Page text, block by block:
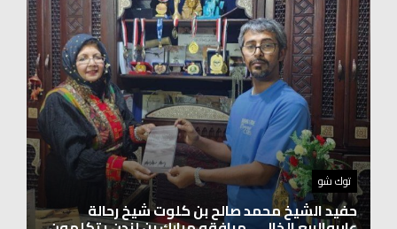
اخبار العرب
الاتحاد الدولي لرائدات الوطن العربي يدشّن انطلاقته